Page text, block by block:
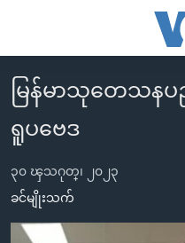
လွယ်ကူ
စေ
သည့်
Link
များ
ပင်မ
မူလစာမျက်နှာ
မြန်မာ
နိုင်ငံတကာ
အမေရိကန်
ဗွီဒီယို
သတင်းလွတ်လပ်ခွင့်
မြန်မာသုတေသန
ရူပဗေဒ
၃၀ ၾသဂုတ္၊ ၂၀၂၃
ခင်မျိုးသက်